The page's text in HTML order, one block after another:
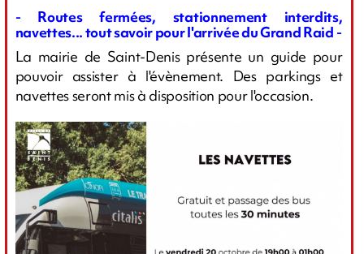
- Routes fermées, stationnement interdits,
navettes... tout savoir pour l'arrivée du Grand Raid -
La mairie de Saint-Denis présente un guide pour
pouvoir assister à l'évènement. Des parkings et
navettes seront mis à disposition pour l'occasion.